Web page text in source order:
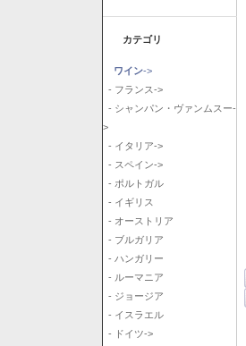
カテゴリ
ワイン->
- フランス->
- シャンパン・ヴァンムスー-
>
- イタリア->
- スペイン->
- ポルトガル
- イギリス
- オーストリア
- ブルガリア
- ハンガリー
- ルーマニア
- ジョージア
- イスラエル
- ドイツ->